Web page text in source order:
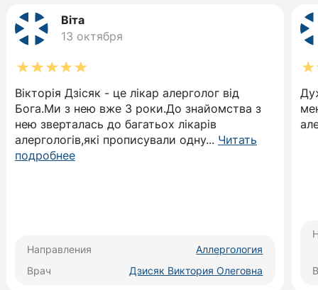
Віта
13 октября
Вікторія Дзісяк - це лікар алерголог від
Бога.Ми з нею вже 3 роки.До знайомства з
нею зверталась до багатьох лікарів
алергологів,які прописували одну... Читать
подробнее
Направления
Аллергология
Врач
Дзисяк Виктория Олеговна